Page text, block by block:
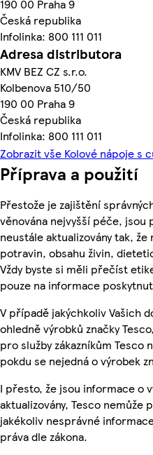
190 00 Praha 9
Česká republika
Infolinka: 800 111 011
Adresa distributora
KMV BEZ CZ s.r.o.
Kolbenova 510/50
190 00 Praha 9
Česká republika
Infolinka: 800 111 011
Zobrazit vše Kolové nápoje s
Příprava a použití
Přestože je zajištění
věnována nejvyšší péče,
neustále aktualizovány tak,
potravin, obsahu živin,
Vždy byste si měli přečíst
pouze na informace
V případě jakýchkoliv Vašich
ohledně výrobků značky
pro služby zákazníkům Tesco
pokdu se nejedná o výrobek
I přesto, že jsou informace o
aktualizovány, Tesco
jakékoliv nesprávné
práva dle zákona.